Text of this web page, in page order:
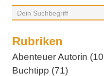
Rubriken
Abenteuer Autorin
Buchtipp (71)